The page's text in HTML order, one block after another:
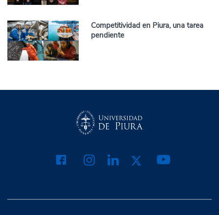
Competitividad en Piura, una tarea
pendiente